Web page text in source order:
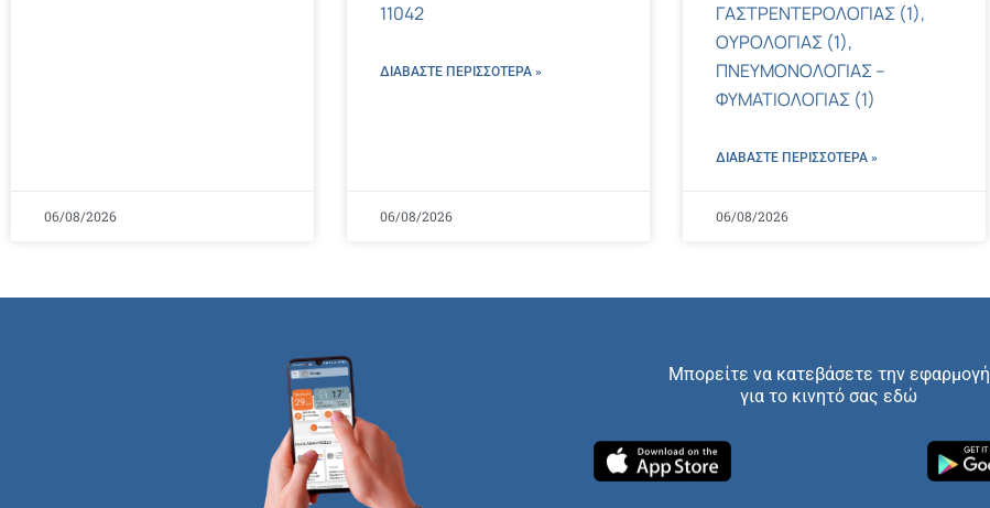
06/08/2026
11042
ΔΙΑΒΑΣΤΕ ΠΕΡΙΣΣΌΤΕΡΑ »
06/08/2026
ΓΑΣΤΡΕΝΤΕΡΟΛΟΓΙΑΣ (1),
ΟΥΡΟΛΟΓΙΑΣ (1),
ΠΝΕΥΜΟΝΟΛΟΓΙΑΣ –
ΦΥΜΑΤΙΟΛΟΓΙΑΣ (1)
ΔΙΑΒΑΣΤΕ ΠΕΡΙΣΣΌΤΕΡΑ »
06/08/2026
Μπορείτε να κατεβάσετε την εφαρμογή
για το κινητό σας εδώ